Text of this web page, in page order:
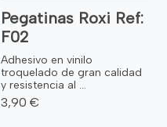
Pegatinas Roxi Ref:
F02
Adhesivo en vinilo
troquelado de gran calidad
y resistencia al ...
3,90 €